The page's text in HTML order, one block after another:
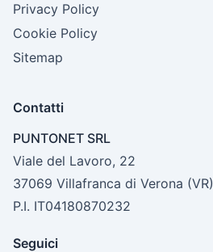
Privacy Policy
Cookie Policy
Sitemap
Contatti
PUNTONET SRL
Viale del Lavoro, 22
37069 Villafranca di Verona (VR)
P.I. IT04180870232
Seguici